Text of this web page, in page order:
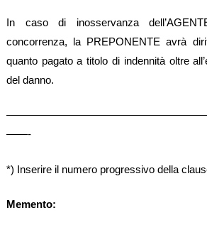
In caso di inosservanza
concorrenza, la PREPONENTE avrà
quanto pagato a titolo di indennità oltre
del danno.
——-
*) Inserire il numero progressivo della
Memento: